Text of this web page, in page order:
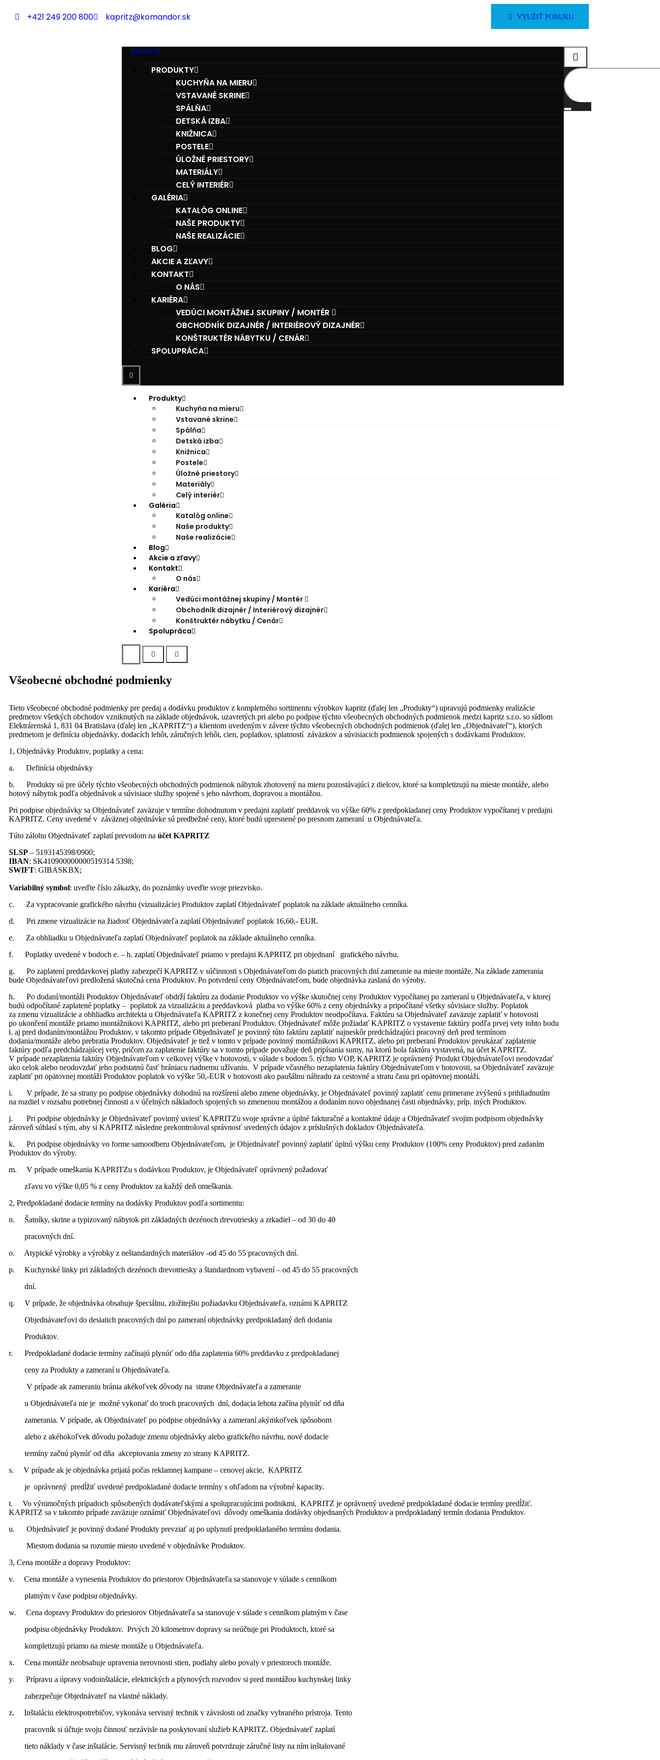
+421 249 200 800 kapritz@komandor.sk VYUŽIŤ PONUKU
kapritz.sk
PRODUKTY
KUCHYŇA NA MIERU
VSTAVANÉ SKRINE
SPÁLŇA
DETSKÁ IZBA
KNIŽNICA
POSTELE
ÚLOŽNÉ PRIESTORY
MATERIÁLY
CELÝ INTERIÉR
GALÉRIA
KATALÓG ONLINE
NAŠE PRODUKTY
NAŠE REALIZÁCIE
BLOG
AKCIE A ZĽAVY
KONTAKT
O NÁS
KARIÉRA
VEDÚCI MONTÁŽNEJ SKUPINY / MONTÉR
OBCHODNÍK DIZAJNÉR / INTERIÉROVÝ DIZAJNÉR
KONŠTRUKTÉR NÁBYTKU / CENÁR
SPOLUPRÁCA
Produkty
Kuchyňa na mieru
Vstavané skrine
Spálňa
Detská izba
Knižnica
Postele
Úložné priestory
Materiály
Celý interiér
Galéria
Katalóg online
Naše produkty
Naše realizácie
Blog
Akcie a zľavy
Kontakt
O nás
Kariéra
Vedúci montážnej skupiny / Montér
Obchodník dizajnér / Interiérový dizajnér
Konštruktér nábytku / Cenár
Spolupráca
Všeobecné obchodné podmienky
Tieto všeobecné obchodné podmienky pre predaj a dodávku produktov z kompletného sortimentu výrobkov kapritz (ďalej len „Produkty“) upravujú podmienky realizácie
predmetov všetkých obchodov vzniknutých na základe objednávok, uzavretých pri alebo po podpise týchto všeobecných obchodných podmienok medzi kapritz s.r.o. so sídlom
Elektrárenská 1, 831 04 Bratislava (ďalej len „KAPRITZ“) a klientom uvedeným v závere týchto všeobecných obchodných podmienok (ďalej len „Objednávateľ“), ktorých
predmetom je definícia objednávky, dodacích lehôt, záručných lehôt, cien, poplatkov, splatností záväzkov a súvisiacich podmienok spojených s dodávkami Produktov.
1, Objednávky Produktov, poplatky a cena:
a. Definícia objednávky
b. Produkty sú pre účely týchto všeobecných obchodných podmienok nábytok zhotovený na mieru pozostávajúci z dielcov, ktoré sa kompletizujú na mieste montáže, alebo
hotový nábytok podľa objednávok a súvisiace služby spojené s jeho návrhom, dopravou a montážou.
Pri podpise objednávky sa Objednávateľ zaväzuje v termíne dohodnutom v predajni zaplatiť preddavok vo výške 60% z predpokladanej ceny Produktov vypočítanej v predajni
KAPRITZ. Ceny uvedené v záväznej objednávke sú predbežné ceny, ktoré budú upresnené po presnom zameraní u Objednávateľa.
Túto zálohu Objednávateľ zaplatí prevodom na účet KAPRITZ
SLSP – 5193145398/0900;
IBAN: SK410900000000519314 5398;
SWIFT: GIBASKBX;
Variabilný symbol: uveďte číslo zákazky, do poznámky uveďte svoje priezvisko.
c. Za vypracovanie grafického návrhu (vizualizácie) Produktov zaplatí Objednávateľ poplatok na základe aktuálneho cenníka.
d. Pri zmene vizualizácie na žiadosť Objednávateľa zaplatí Objednávateľ poplatok 16,60,- EUR.
e. Za obhliadku u Objednávateľa zaplatí Objednávateľ poplatok na základe aktuálneho cenníka.
f. Poplatky uvedené v bodoch e. – h. zaplatí Objednávateľ priamo v predajni KAPRITZ pri objednaní grafického návrhu.
g. Po zaplatení preddavkovej platby zabezpečí KAPRITZ v súčinnosti s Objednávateľom do piatich pracovných dní zameranie na mieste montáže. Na základe zamerania
bude Objednávateľovi predložená skutočná cena Produktov. Po potvrdení ceny Objednávateľom, bude objednávka zaslaná do výroby.
h. Po dodaní/montáži Produktov Objednávateľ obdrží faktúru za dodanie Produktov vo výške skutočnej ceny Produktov vypočítanej po zameraní u Objednávateľa, v ktorej
budú odpočítané zaplatené poplatky – poplatok za vizualizáciu a preddavková platba vo výške 60% z ceny objednávky a pripočítané všetky súvisiace služby. Poplatok
za zmenu vizualizácie a obhliadku architekta u Objednávateľa KAPRITZ z konečnej ceny Produktov neodpočítava. Faktúru sa Objednávateľ zaväzuje zaplatiť v hotovosti
po ukončení montáže priamo montážnikovi KAPRITZ, alebo pri preberaní Produktov. Objednávateľ môže požiadať KAPRITZ o vystavenie faktúry podľa prvej vety tohto bodu
i. aj pred dodaním/montážou Produktov, v takomto prípade Objednávateľ je povinný túto faktúru zaplatiť najneskôr predchádzajúci pracovný deň pred termínom
dodania/montáže alebo prebratia Produktov. Objednávateľ je tiež v tomto v prípade povinný montážnikovi KAPRITZ, alebo pri preberaní Produktov preukázať zaplatenie
faktúry podľa predchádzajúcej vety, pričom za zaplatenie faktúry sa v tomto prípade považuje deň pripísania sumy, na ktorú bola faktúra vystavená, na účet KAPRITZ.
V prípade nezaplatenia faktúry Objednávateľom v celkovej výške v hotovosti, v súlade s bodom 5. týchto VOP, KAPRITZ je oprávnený Produkt Objednávateľovi neodovzdať
ako celok alebo neodovzdať jeho podstatnú časť brániacu riadnemu užívaniu. V prípade včasného nezaplatenia faktúry Objednávateľom v hotovosti, sa Objednávateľ zaväzuje
zaplatiť pri opätovnej montáži Produktov poplatok vo výške 50,-EUR v hotovosti ako paušálnu náhradu za cestovné a stratu času pri opätovnej montáži.
i. V prípade, že sa strany po podpise objednávky dohodnú na rozšírení alebo zmene objednávky, je Objednávateľ povinný zaplatiť cenu primerane zvýšenú s prihliadnutím
na rozdiel v rozsahu potrebnej činnosti a v účelných nákladoch spojených so zmenenou montážou a dodaním novo objednanej časti objednávky, príp. iných Produktov.
j. Pri podpise objednávky je Objednávateľ povinný uviesť KAPRITZu svoje správne a úplné fakturačné a kontaktné údaje a Objednávateľ svojim podpisom objednávky
zároveň súhlasí s tým, aby si KAPRITZ následne prekontroloval správnosť uvedených údajov z príslušných dokladov Objednávateľa.
k. Pri podpise objednávky vo forme samoodberu Objednávateľom, je Objednávateľ povinný zaplatiť úplnú výšku ceny Produktov (100% ceny Produktov) pred zadaním
Produktov do výroby.
m. V prípade omeškania KAPRITZu s dodávkou Produktov, je Objednávateľ oprávnený požadovať
zľavu vo výške 0,05 % z ceny Produktov za každý deň omeškania.
2, Predpokladané dodacie termíny na dodávky Produktov podľa sortimentu:
n. Šatníky, skrine a typizovaný nábytok pri základných dezénoch drevotriesky a zrkadiel – od 30 do 40
pracovných dní.
o. Atypické výrobky a výrobky z neštandardných materiálov -od 45 do 55 pracovných dní.
p. Kuchynské linky pri základných dezénoch drevotriesky a štandardnom vybavení – od 45 do 55 pracovných
dní.
q. V prípade, že objednávka obsahuje špeciálnu, zložitejšiu požiadavku Objednávateľa, oznámi KAPRITZ
Objednávateľovi do desiatich pracovných dní po zameraní objednávky predpokladaný deň dodania
Produktov.
r. Predpokladané dodacie termíny začínajú plynúť odo dňa zaplatenia 60% preddavku z predpokladanej
ceny za Produkty a zameraní u Objednávateľa.
V prípade ak zameraniu bránia akékoľvek dôvody na strane Objednávateľa a zameranie
u Objednávateľa nie je možné vykonať do troch pracovných dní, dodacia lehota začína plynúť od dňa
zamerania. V prípade, ak Objednávateľ po podpise objednávky a zameraní akýmkoľvek spôsobom
alebo z akéhokoľvek dôvodu požaduje zmenu objednávky alebo grafického návrhu, nové dodacie
termíny začnú plynúť od dňa akceptovania zmeny zo strany KAPRITZ.
s. V prípade ak je objednávka prijatá počas reklamnej kampane – cenovej akcie, KAPRITZ
je oprávnený predĺžiť uvedené predpokladané dodacie termíny s ohľadom na výrobné kapacity.
t. Vo výnimočných prípadoch spôsobených dodávateľskými a spolupracujúcimi podnikmi, KAPRITZ je oprávnený uvedené predpokladané dodacie termíny predĺžiť.
KAPRITZ sa v takomto prípade zaväzuje oznámiť Objednávateľovi dôvody omeškania dodávky objednaných Produktov a predpokladaný termín dodania Produktov.
u. Objednávateľ je povinný dodané Produkty prevziať aj po uplynutí predpokladaného termínu dodania.
Miestom dodania sa rozumie miesto uvedené v objednávke Produktov.
3, Cena montáže a dopravy Produktov:
v. Cena montáže a vynesenia Produktov do priestorov Objednávateľa sa stanovuje v súlade s cenníkom
platným v čase podpisu objednávky.
w. Cena dopravy Produktov do priestorov Objednávateľa sa stanovuje v súlade s cenníkom platným v čase
podpisu objednávky Produktov. Prvých 20 kilometrov dopravy sa neúčtuje pri Produktoch, ktoré sa
kompletizujú priamo na mieste montáže u Objednávateľa.
x. Cena montáže neobsahuje upravenia nerovnosti stien, podlahy alebo povaly v priestoroch montáže.
y. Prípravu a úpravy vodoinštalácie, elektrických a plynových rozvodov si pred montážou kuchynskej linky
zabezpečuje Objednávateľ na vlastné náklady.
z. Inštaláciu elektrospotrebičov, vykonáva servisný technik v závislosti od značky vybraného prístroja. Tento
pracovník si účtuje svoju činnosť nezávisle na poskytovaní služieb KAPRITZ. Objednávateľ zaplatí
tieto náklady v čase inštalácie. Servisný technik mu zároveň potvrdzuje záručné listy na ním inštalované